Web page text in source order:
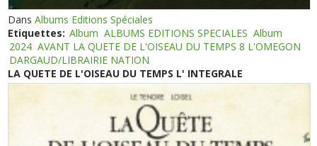
DansAlbums Editions Spéciales
Etiquettes: Album ALBUMS EDITIONS SPECIALES Album
2024 AVANT LA QUETE DE L'OISEAU DU TEMPS 8 L'OMEGON
DARGAUD/LIBRAIRIE NATION
LA QUETE DE L'OISEAU DU TEMPS L' INTEGRALE